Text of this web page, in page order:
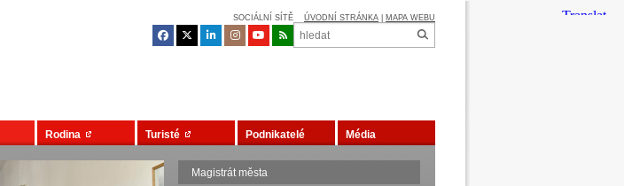
SOCIÁLNÍ SÍTĚ ÚVODNÍ STRÁNKA MAPA WEBU
Rodina Turisté Podnikatelé Média
Magistrát města